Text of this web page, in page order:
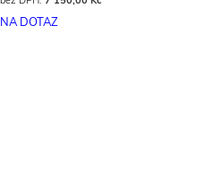
NA DOTAZ